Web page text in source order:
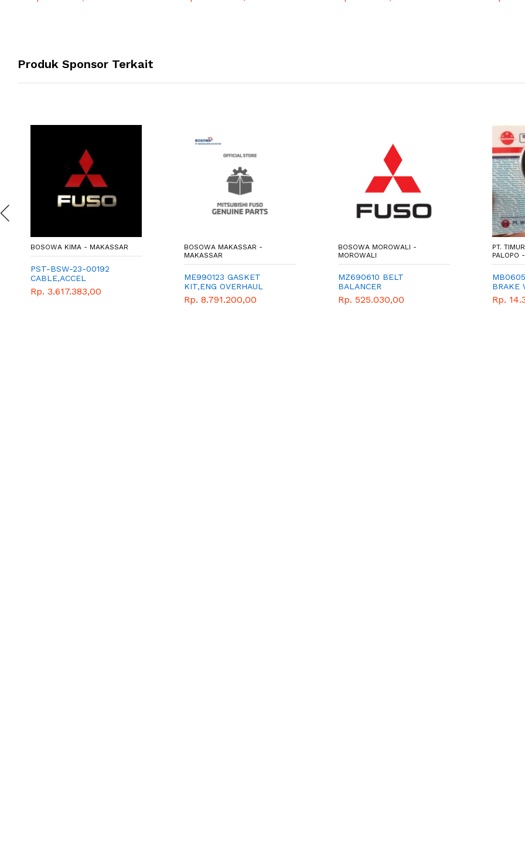
TS 120
Produk Sponsor Terkait
BOSOWA KIMA - MAKASSAR
PST-BSW-23-00192
CABLE,ACCEL
Rp. 3.617.383,00
BOSOWA MAKASSAR -
MAKASSAR
ME990123 GASKET
KIT,ENG OVERHAUL
(ME994755)
Rp. 8.791.200,00
BOSOWA MOROWALI -
MOROWALI
MZ690610 BELT
BALANCER
Rp. 525.030,00
PT.
PALOPO
BRAKE
PISTON
Rp.